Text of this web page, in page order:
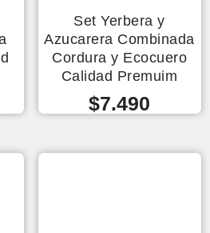
Set Yerbera y
Azucarera Combinada
Cordura y Ecocuero
Calidad Premuim
$7.490